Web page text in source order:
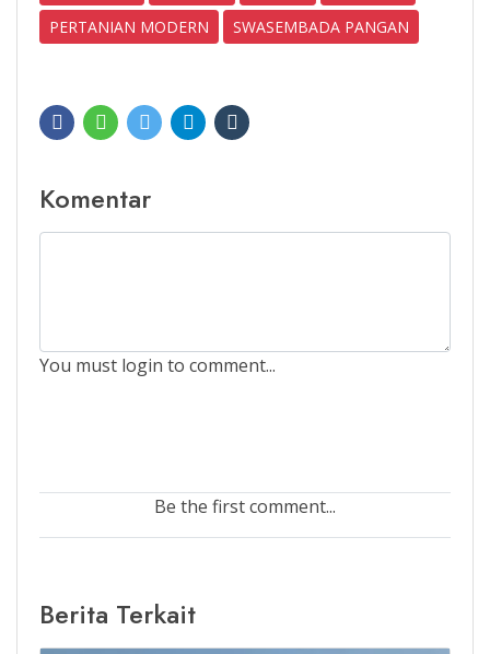
PERTANIAN MODERN
SWASEMBADA PANGAN
Komentar
You must login to comment...
Be the first comment...
Berita Terkait